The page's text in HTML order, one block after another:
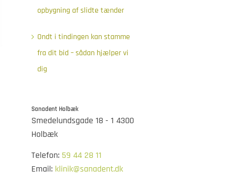
opbygning af slidte tænder
Ondt i tindingen kan stamme
fra dit bid – sådan hjælper vi
dig
Sanadent Holbæk
Smedelundsgade 18 - 1 4300
Holbæk
Telefon: 59 44 28 11
Email: klinik@sanadent.dk